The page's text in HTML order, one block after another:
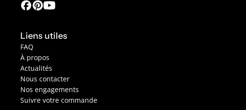
Liens utiles
FAQ
À propos
Actualités
Nous contacter
Nos engagements
Suivre votre commande